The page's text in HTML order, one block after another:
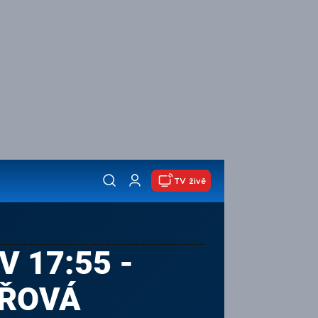
TV živě
17:55 -